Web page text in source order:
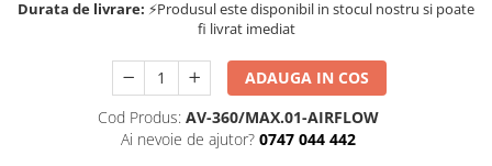
Durata de livrare: ⚡Produsul este disponibil in stocul nostru si poate
fi livrat imediat
ADAUGA IN COS
Cod Produs: AV-360/MAX.01-AIRFLOW
Ai nevoie de ajutor? 0747 044 442